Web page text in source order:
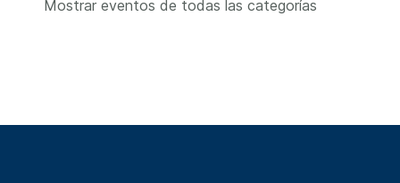
Mostrar eventos de todas las categorías